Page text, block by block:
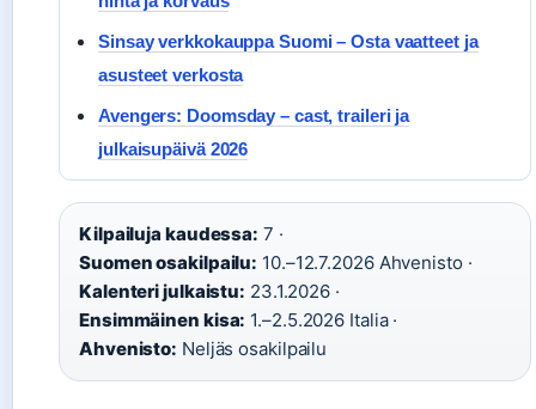
Sinsay verkkokauppa Suomi – Osta vaatteet ja
asusteet verkosta
Avengers: Doomsday – cast, traileri ja
julkaisupäivä 2026
Kilpailuja kaudessa: 7 ·
Suomen osakilpailu: 10.–12.7.2026 Ahvenisto ·
Kalenteri julkaistu: 23.1.2026 ·
Ensimmäinen kisa: 1.–2.5.2026 Italia ·
Ahvenisto: Neljäs osakilpailu